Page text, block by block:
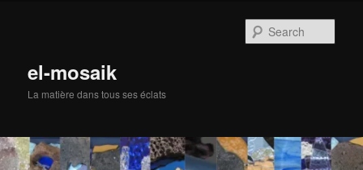
el-mosaik
La matière dans tous ses éclats